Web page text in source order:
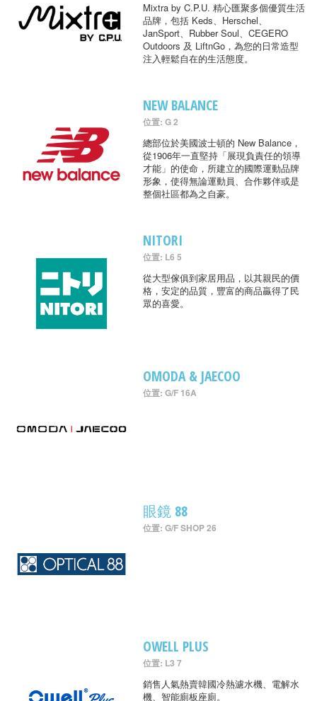
Mixtra by C.P.U. 精心匯聚多個優質生活
品牌，包括 Keds、Herschel、
JanSport、Rubber Soul、CEGERO
Outdoors 及 LiftnGo，為您的日常造型
注入輕鬆自在的生活態度。
NEW BALANCE
位置: G 2
總部位於美國波士頓的 New Balance，
從1906年一直堅持「展現負責任的領導
才能」的使命，所建立的國際運動品牌
形象，使得無論運動員、合作夥伴或是
整個社區都為之自豪。
NITORI
位置: L6 5
從大型傢俱到家居用品，以其親民的價
格，安定的品質，豐富的商品贏得了民
眾的喜愛。
OMODA & JAECOO
位置: G/F 16A
眼鏡 88
位置: G/F SHOP 26
OWELL PLUS
位置: L3 7
銷售人氣熱賣韓國冷熱濾水機、電解水
機、智能廁板座廁。